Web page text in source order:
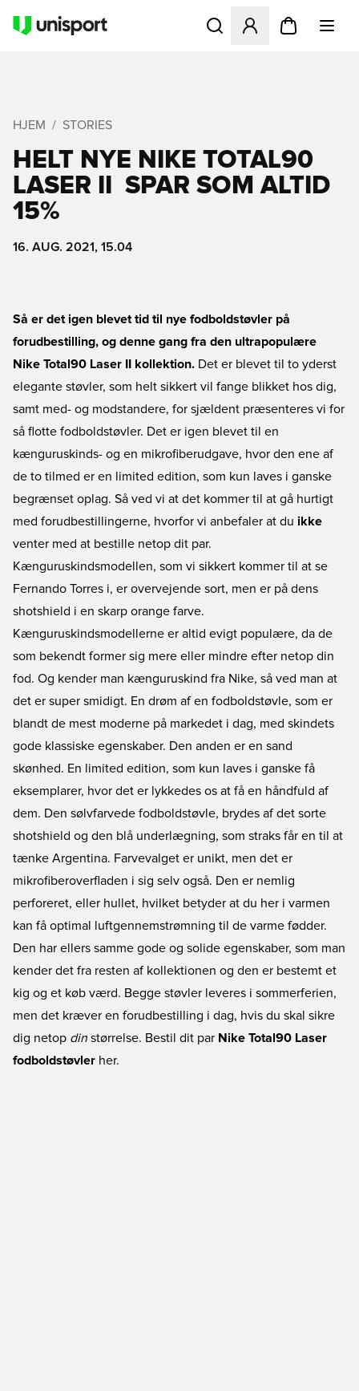
Åbner en Modal til at
HJEM STORIES
HELT NYE NIKE TOTAL90
LASER II  SPAR SOM ALTID
15%
16. AUG. 2021, 15.04
Så er det igen blevet tid til nye fodboldstøvler på
forudbestilling, og denne gang fra den ultrapopulære
Nike Total90 Laser II kollektion. Det er blevet til to yderst
elegante støvler, som helt sikkert vil fange blikket hos dig,
samt med- og modstandere, for sjældent præsenteres vi for
så flotte fodboldstøvler. Det er igen blevet til en
kænguruskinds- og en mikrofiberudgave, hvor den ene af
de to tilmed er en limited edition, som kun laves i ganske
begrænset oplag. Så ved vi at det kommer til at gå hurtigt
med forudbestillingerne, hvorfor vi anbefaler at du ikke
venter med at bestille netop dit par.
Kænguruskindsmodellen, som vi sikkert kommer til at se
Fernando Torres i, er overvejende sort, men er på dens
shotshield i en skarp orange farve.
Kænguruskindsmodellerne er altid evigt populære, da de
som bekendt former sig mere eller mindre efter netop din
fod. Og kender man kænguruskind fra Nike, så ved man at
det er super smidigt. En drøm af en fodboldstøvle, som er
blandt de mest moderne på markedet i dag, med skindets
gode klassiske egenskaber. Den anden er en sand
skønhed. En limited edition, som kun laves i ganske få
eksemplarer, hvor det er lykkedes os at få en håndfuld af
dem. Den sølvfarvede fodboldstøvle, brydes af det sorte
shotshield og den blå underlægning, som straks får en til at
tænke Argentina. Farvevalget er unikt, men det er
mikrofiberoverfladen i sig selv også. Den er nemlig
perforeret, eller hullet, hvilket betyder at du her i varmen
kan få optimal luftgennemstrømning til de varme fødder.
Den har ellers samme gode og solide egenskaber, som man
kender det fra resten af kollektionen og den er bestemt et
kig og et køb værd. Begge støvler leveres i sommerferien,
men det kræver en forudbestilling i dag, hvis du skal sikre
dig netop din størrelse. Bestil dit par Nike Total90 Laser
fodboldstøvler her.